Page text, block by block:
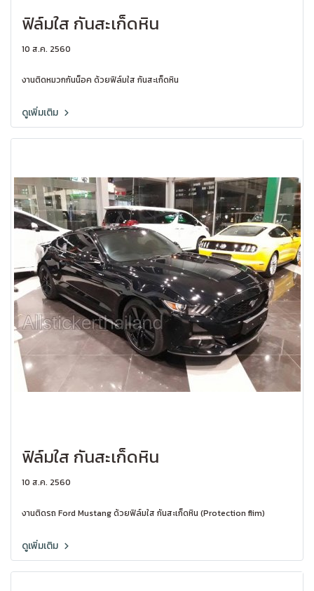
ฟิล์มใส กันสะเก็ดหิน
10 ส.ค. 2560
งานติดหมวกกันน็อค ด้วยฟิล์มใส กันสะเก็ดหิน
ดูเพิ่มเติม
ฟิล์มใส กันสะเก็ดหิน
10 ส.ค. 2560
งานติดรถ Ford Mustang ด้วยฟิล์มใส กันสะเก็ดหิน (Protection flim)
ดูเพิ่มเติม